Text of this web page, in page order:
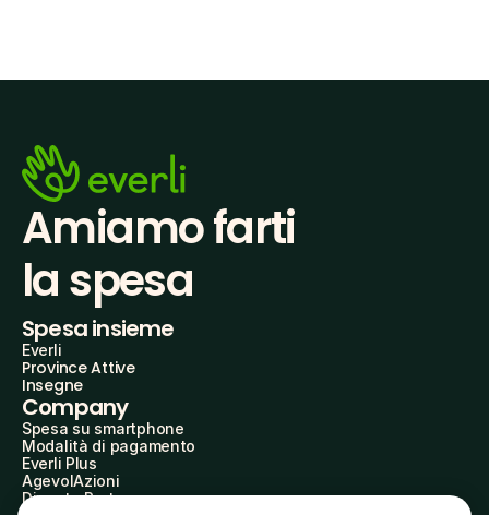
Amiamo farti
la spesa
Spesa insieme
Everli
Province Attive
Insegne
Company
Spesa su smartphone
Modalità di pagamento
Everli Plus
AgevolAzioni
Diventa Partner